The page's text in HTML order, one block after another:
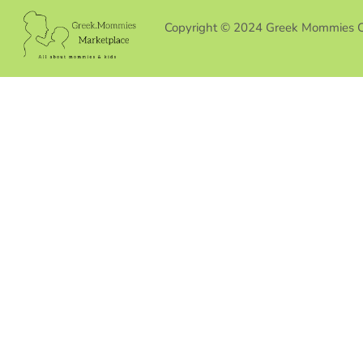
Copyright © 2024 Greek Mommies